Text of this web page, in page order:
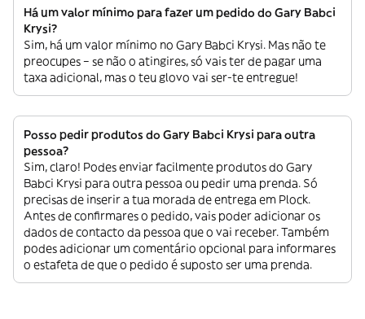
Há um valor mínimo para fazer um pedido do Gary Babci
Krysi?
Sim, há um valor mínimo no Gary Babci Krysi. Mas não te
preocupes – se não o atingires, só vais ter de pagar uma
taxa adicional, mas o teu glovo vai ser-te entregue!
Posso pedir produtos do Gary Babci Krysi para outra
pessoa?
Sim, claro! Podes enviar facilmente produtos do Gary
Babci Krysi para outra pessoa ou pedir uma prenda. Só
precisas de inserir a tua morada de entrega em Plock.
Antes de confirmares o pedido, vais poder adicionar os
dados de contacto da pessoa que o vai receber. Também
podes adicionar um comentário opcional para informares
o estafeta de que o pedido é suposto ser uma prenda.